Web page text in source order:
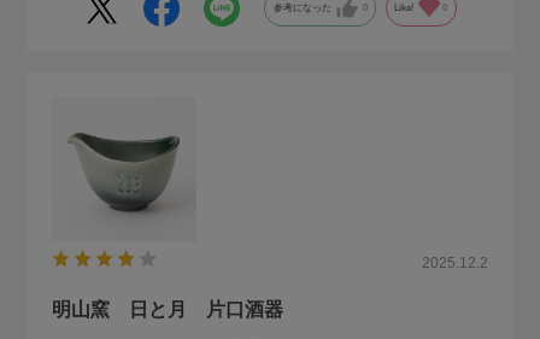
参考になった 0 Like! 0
2025.12.2
明山窯 日と月 片口酒器